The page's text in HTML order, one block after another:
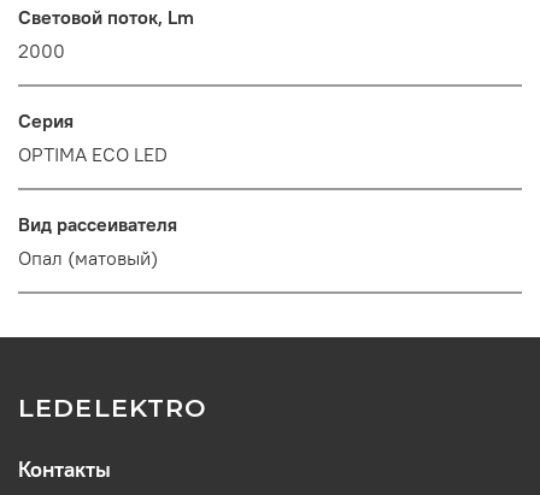
Световой поток, Lm
2000
Серия
OPTIMA ECO LED
Вид рассеивателя
Опал (матовый)
LEDELEKTRO
Контакты